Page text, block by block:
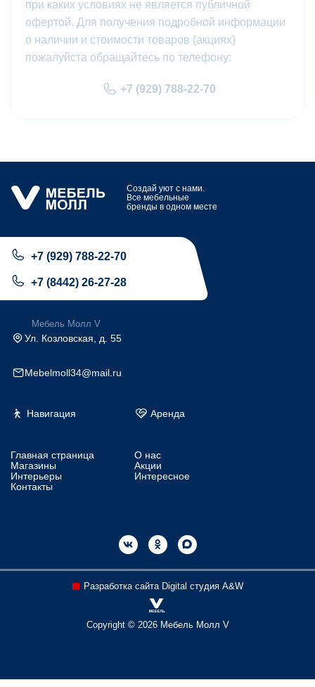
при каких условиях не является публичной
офертой. Для получения подробной информации
о наличии и стоимости товаров (акциях)
пожалуйста обращайтесь по телефону:
+7 (929) 788-22-70
Создай уют с нами.
Все мебельные
бренды в одном месте
+7 (929) 788-22-70
+7 (8442) 26-27-28
Мебель Молл V
Ул. Козловская, д. 55
Mebelmoll34@mail.ru
Навигация Аренда
Главная страница
О нас
Магазины
Акции
Интерьеры
Интересное
Контакты
Разработка сайта Digital студия A&W
Copyright © 2026 Мебель Молл V